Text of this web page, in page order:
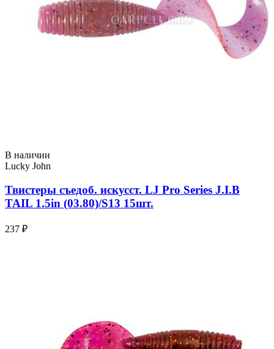
В наличии
Lucky John
Твистеры съедоб. искусст. LJ Pro Series J.I.B
TAIL 1.5in (03.80)/S13 15шт.
237 ₽